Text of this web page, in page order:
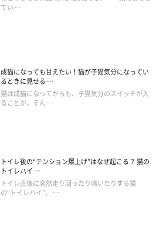
てい …
成猫になっても甘えたい！猫が子猫気分になってい
るときに見せる …
猫は成猫になってからも、子猫気分のスイッチが入
ることが。そん …
トイレ後の“テンション爆上げ”はなぜ起こる？ 猫の
トイレハイ …
トイレ直後に突然走り回ったり鳴いたりする猫
の“トイレハイ”。 …